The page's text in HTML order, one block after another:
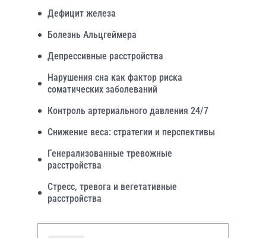
Дефицит железа
Болезнь Альцгеймера
Депрессивные расстройства
Нарушения сна как фактор риска
соматических заболеваний
Контроль артериального давления 24/7
Снижение веса: стратегии и перспективы
Генерализованные тревожные
расстройства
Стресс, тревога и вегетативные
расстройства